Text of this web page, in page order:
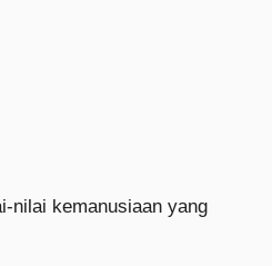
nilai kemanusiaan yang